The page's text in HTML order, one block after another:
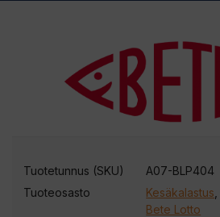
Tuotetunnus (SKU)
A07-BLP404
Tuoteosasto
Kesäkalastus
Bete Lotto